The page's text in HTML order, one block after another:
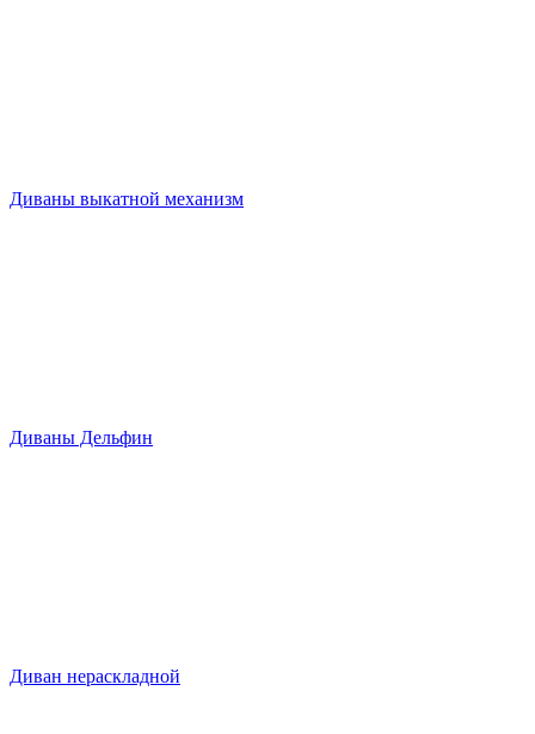
Диваны выкатной механизм
Диваны Дельфин
Диван нераскладной